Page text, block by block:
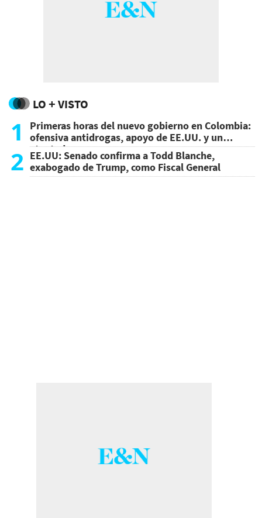
LO + VISTO
1
Primeras horas del nuevo gobierno en Colombia:
ofensiva antidrogas, apoyo de EE.UU. y un
atentado
2 EE.UU: Senado confirma a Todd Blanche,
exabogado de Trump, como Fiscal General